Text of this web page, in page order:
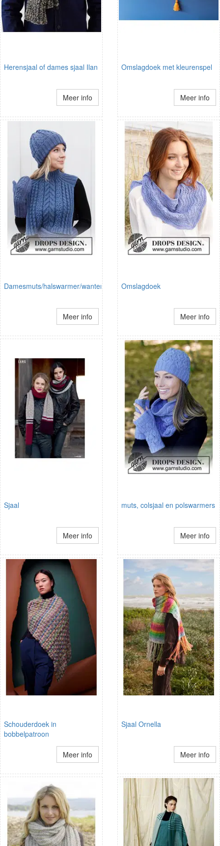
Herensjaal of dames sjaal Ilan
Meer info
Omslagdoek met kleurenspel
Meer info
Damesmuts/halswarmer/wanten
Meer info
Omslagdoek
Meer info
Sjaal
Meer info
muts, colsjaal en polswarmers
Meer info
Schouderdoek in
bobbelpatroon
Meer info
Sjaal Ornella
Meer info